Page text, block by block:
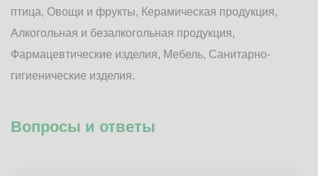
птица, Овощи и фрукты, Керамическая продукция,
Алкогольная и безалкогольная продукция,
Фармацевтические изделия, Мебель, Санитарно-
гигиенические изделия.
Вопросы и ответы